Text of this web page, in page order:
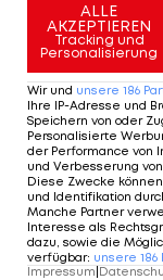
ALLE
AKZEPTIEREN
Tracking und
Personalisierung
Wir und unsere 186
Ihre IP-Adresse und
Speichern von oder
Personalisierte
der Performance von
und Verbesserung
Diese Zwecke
und Identifikation
Manche Partner
Interesse als
dazu, sowie die
verfügbar: unsere 186
Impressum